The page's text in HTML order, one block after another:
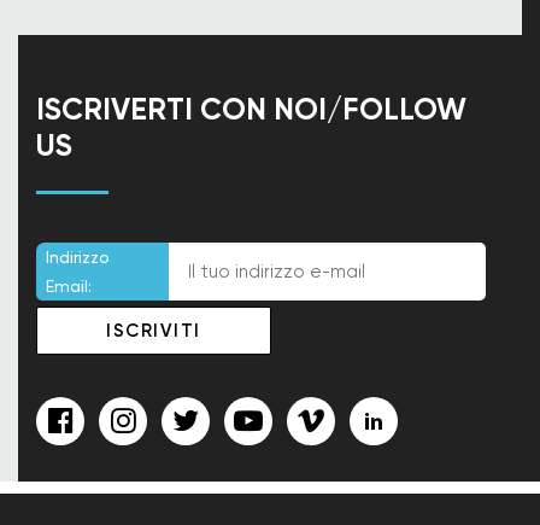
ISCRIVERTI CON NOI/FOLLOW
US
Indirizzo
Email: